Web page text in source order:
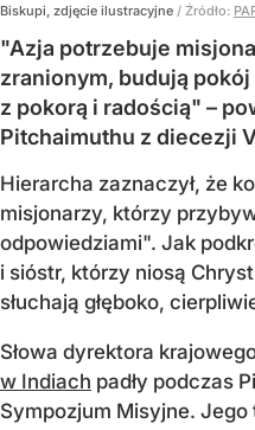
Biskupi, zdjęcie ilustracyjne / Źródło:
"Azja potrzebuje
zranionym, budują pokój
z pokorą i radością" –
Pitchaimuthu z diecezji
Hierarcha zaznaczył, że
misjonarzy, którzy
odpowiedziami". Jak
i sióstr, którzy niosą
słuchają głęboko,
Słowa dyrektora
w Indiach padły podczas
Sympozjum Misyjne. Jego